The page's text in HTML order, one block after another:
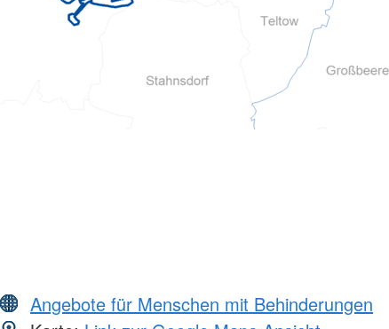
Angebote für Menschen mit Behinderungen